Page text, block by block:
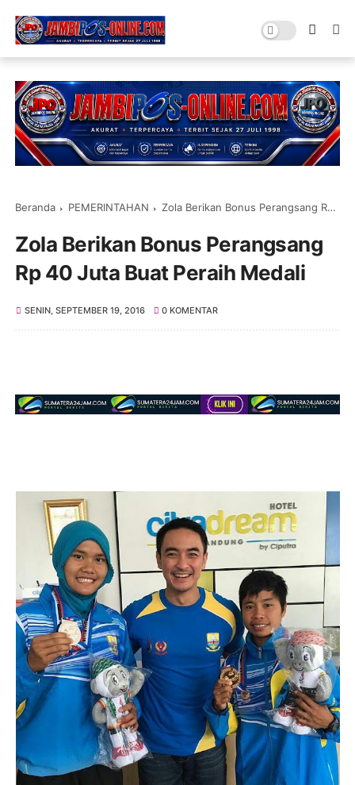
Beranda PEMERINTAHAN Zola Berikan Bonus Perangsang Rp 40 Juta Buat Peraih Medali
Zola Berikan Bonus Perangsang
Rp 40 Juta Buat Peraih Medali
SENIN, SEPTEMBER 19, 2016 0 KOMENTAR